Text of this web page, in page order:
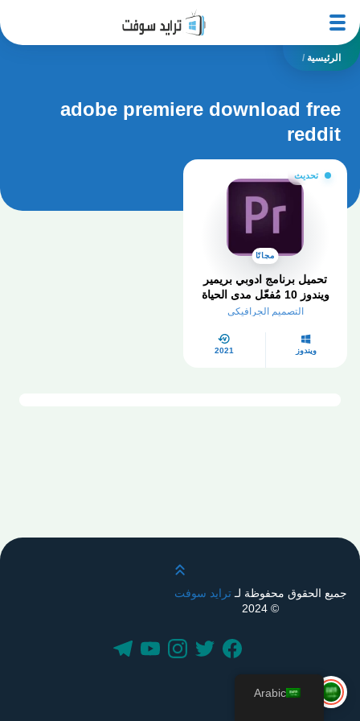
الرئيسية /
adobe premiere download free
reddit
تحديث
مجانًا
تحميل برنامج ادوبي بريمير
ويندوز 10 مُفعّل مدى الحياة
من ميديا فاير
التصميم الجرافيكي
ويندوز 2021
قم بالتمرير لأعلى
جميع الحقوق محفوظة لـترايد سوفت
© 2024
Arabic